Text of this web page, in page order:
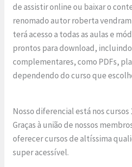
de assistir online ou baixar o
renomado autor roberta
terá acesso a todas as aulas e
prontos para download,
complementares, como PDFs,
dependendo do curso que
Nosso diferencial está nos cursos
Graças à união de nossos
oferecer cursos de altíssima
super acessível.